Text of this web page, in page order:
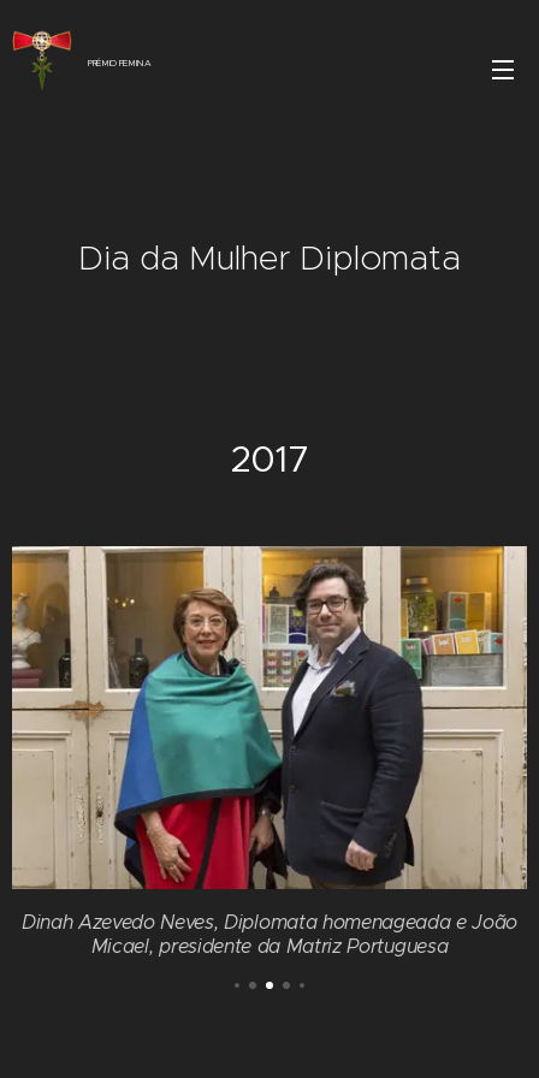
PRÉMIO FEMINA
Dia da Mulher Diplomata
2017
Dinah Azevedo Neves, Diplomata homenageada e João
Micael, presidente da Matriz Portuguesa